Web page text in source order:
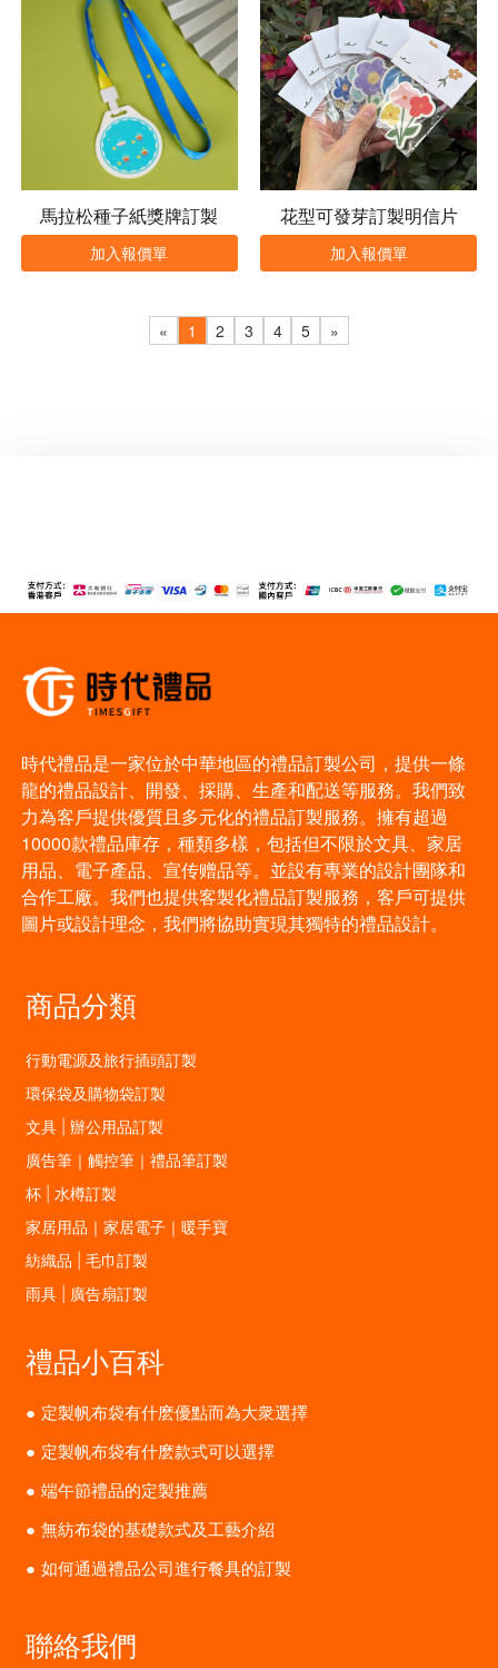
馬拉松種子紙獎牌訂製
加入報價單
花型可發芽訂製明信片
加入報價單
« 1 2 3 4 5 »
時代禮品是一家位於中華地區的禮品訂製公司，提供一條
龍的禮品設計、開發、採購、生產和配送等服務。我們致
力為客戶提供優質且多元化的禮品訂製服務。擁有超過
10000款禮品庫存，種類多樣，包括但不限於文具、家居
用品、電子產品、宣传赠品等。並設有專業的設計團隊和
合作工廠。我們也提供客製化禮品訂製服務，客戶可提供
圖片或設計理念，我們將協助實現其獨特的禮品設計。
商品分類
行動電源及旅行插頭訂製
環保袋及購物袋訂製
文具 | 辦公用品訂製
廣告筆｜觸控筆｜禮品筆訂製
杯 | 水樽訂製
家居用品｜家居電子｜暖手寶
紡織品 | 毛巾訂製
雨具 | 廣告扇訂製
禮品小百科
定製帆布袋有什麽優點而為大衆選擇
定製帆布袋有什麽款式可以選擇
端午節禮品的定製推薦
無紡布袋的基礎款式及工藝介紹
如何通過禮品公司進行餐具的訂製
聯絡我們